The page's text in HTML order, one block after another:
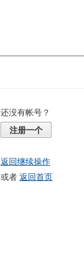
还没有帐号？
注册一个
返回继续操作
或者 返回首页